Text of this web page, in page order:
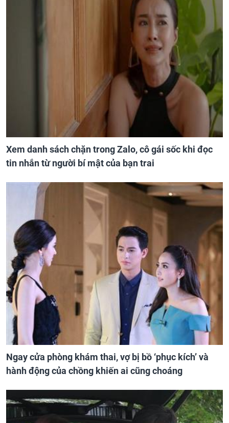
Xem danh sách chặn trong Zalo, cô gái sốc khi đọc
tin nhắn từ người bí mật của bạn trai
Ngay cửa phòng khám thai, vợ bị bồ ‘phục kích’ và
hành động của chồng khiến ai cũng choáng